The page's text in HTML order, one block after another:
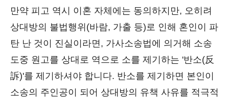
만약 피고 역시 이혼 자체에는 동의하지만, 오히려
상대방의 불법행위(바람, 가출 등)로 인해 혼인이 파
탄 난 것이 진실이라면, 가사소송법에 의거해 소송
도중 원고를 상대로 역으로 소를 제기하는 '반소(反
訴)'를 제기하셔야 합니다. 반소를 제기하면 본인이
소송의 주인공이 되어 상대방의 유책 사유를 적극적